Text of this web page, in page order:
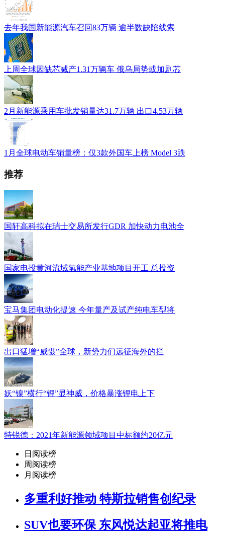
去年我国新能源汽车召回83万辆 逾半数缺陷线索
上周全球因缺芯减产1.31万辆车 俄乌局势或加剧芯
2月新能源乘用车批发销量达31.7万辆 出口4.53万辆
1月全球电动车销量榜：仅3款外国车上榜 Model 3跌
推荐
国轩高科拟在瑞士交易所发行GDR 加快动力电池全
国家电投黄河流域氢能产业基地项目开工 总投资
宝马集团电动化提速 今年量产及试产纯电车型将
出口猛增“威慑”全球，新势力们远征海外的拦
妖“镍”横行“锂”显神威，价格暴涨锂电上下
特锐德：2021年新能源领域项目中标额约20亿元
日阅读榜
周阅读榜
月阅读榜
多重利好推动 特斯拉销售创纪录
SUV也要环保 东风悦达起亚将推电